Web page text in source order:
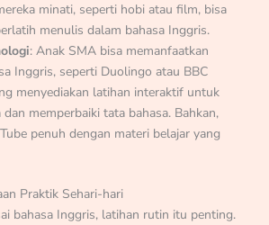
minati, seperti hobi atau film, bisa
menulis dalam bahasa Inggris.
: Anak SMA bisa memanfaatkan
Inggris, seperti Duolingo atau BBC
menyediakan latihan interaktif untuk
memperbaiki tata bahasa. Bahkan,
penuh dengan materi belajar yang
Praktik Sehari-hari
bahasa Inggris, latihan rutin itu penting.